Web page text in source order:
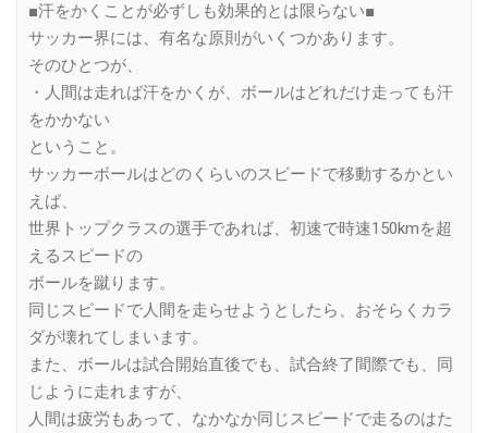
■汗をかくことが必ずしも効果的とは限らない■
サッカー界には、有名な原則がいくつかあります。
そのひとつが、
・人間は走れば汗をかくが、ボールはどれだけ走っても汗
をかかない
ということ。
サッカーボールはどのくらいのスピードで移動するかとい
えば、
世界トップクラスの選手であれば、初速で時速150kmを超
えるスピードの
ボールを蹴ります。
同じスピードで人間を走らせようとしたら、おそらくカラ
ダが壊れてしまいます。
また、ボールは試合開始直後でも、試合終了間際でも、同
じように走れますが、
人間は疲労もあって、なかなか同じスピードで走るのはた